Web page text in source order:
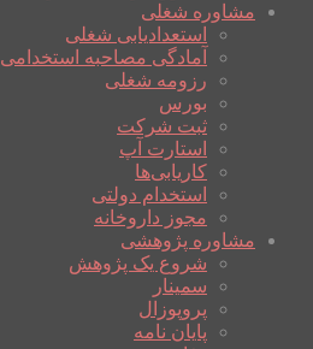
مشاوره شغلی
استعدادیابی شغلی
آمادگی مصاحبه استخدامی
رزومه شغلی
بورس
ثبت شرکت
استارت آپ
کاریابی‌ها
استخدام دولتی
مجوز داروخانه
مشاوره پژوهشی
شروع یک پژوهش
سمینار
پروپوزال
پایان نامه